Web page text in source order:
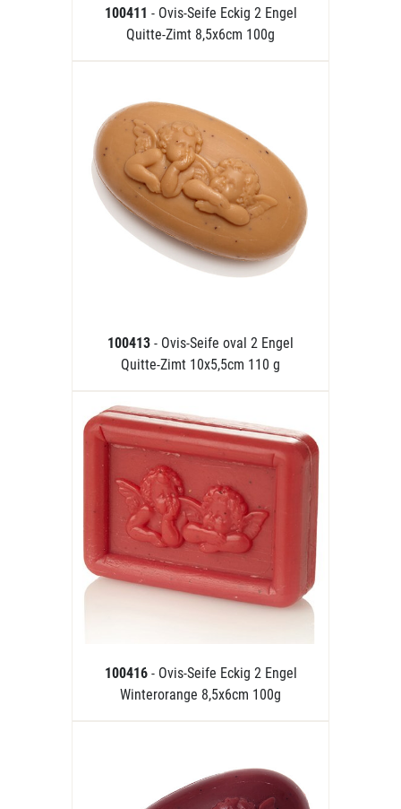
100411 - Ovis-Seife Eckig 2 Engel
Quitte-Zimt 8,5x6cm 100g
100413 - Ovis-Seife oval 2 Engel
Quitte-Zimt 10x5,5cm 110 g
100416 - Ovis-Seife Eckig 2 Engel
Winterorange 8,5x6cm 100g